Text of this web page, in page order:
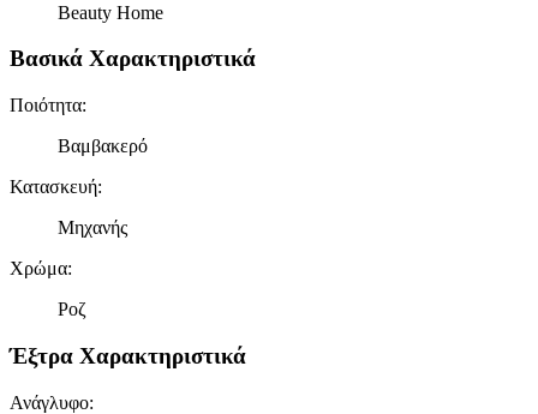
Beauty Home
Βασικά Χαρακτηριστικά
Ποιότητα:
Βαμβακερό
Κατασκευή:
Μηχανής
Χρώμα:
Ροζ
Έξτρα Χαρακτηριστικά
Ανάγλυφο: